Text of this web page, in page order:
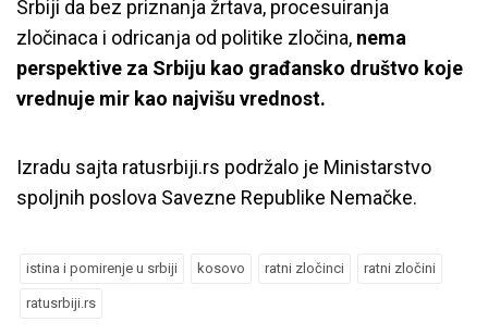
Srbiji da bez priznanja žrtava, procesuiranja
zločinaca i odricanja od politike zločina, nema
perspektive za Srbiju kao građansko društvo koje
vrednuje mir kao najvišu vrednost.
Izradu sajta ratusrbiji.rs podržalo je Ministarstvo
spoljnih poslova Savezne Republike Nemačke.
istina i pomirenje u srbiji kosovo ratni zločinci ratni zločini
ratusrbiji.rs